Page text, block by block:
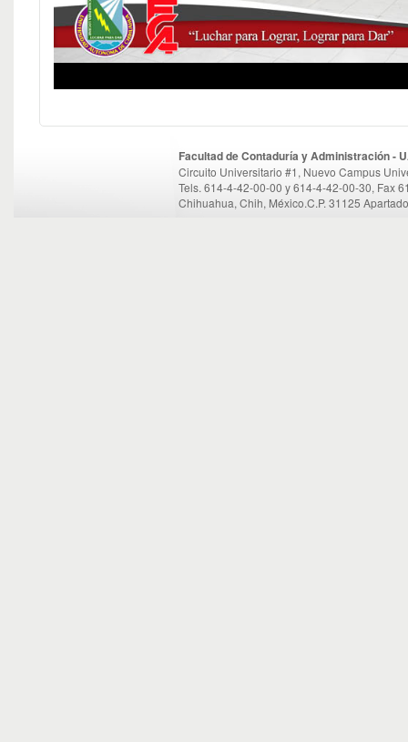
Facultad de Contaduría y Administración -
Circuito Universitario #1, Nuevo Campus
Tels. 614-4-42-00-00 y 614-4-42-00-30, Fax
Chihuahua, Chih, México.C.P. 31125